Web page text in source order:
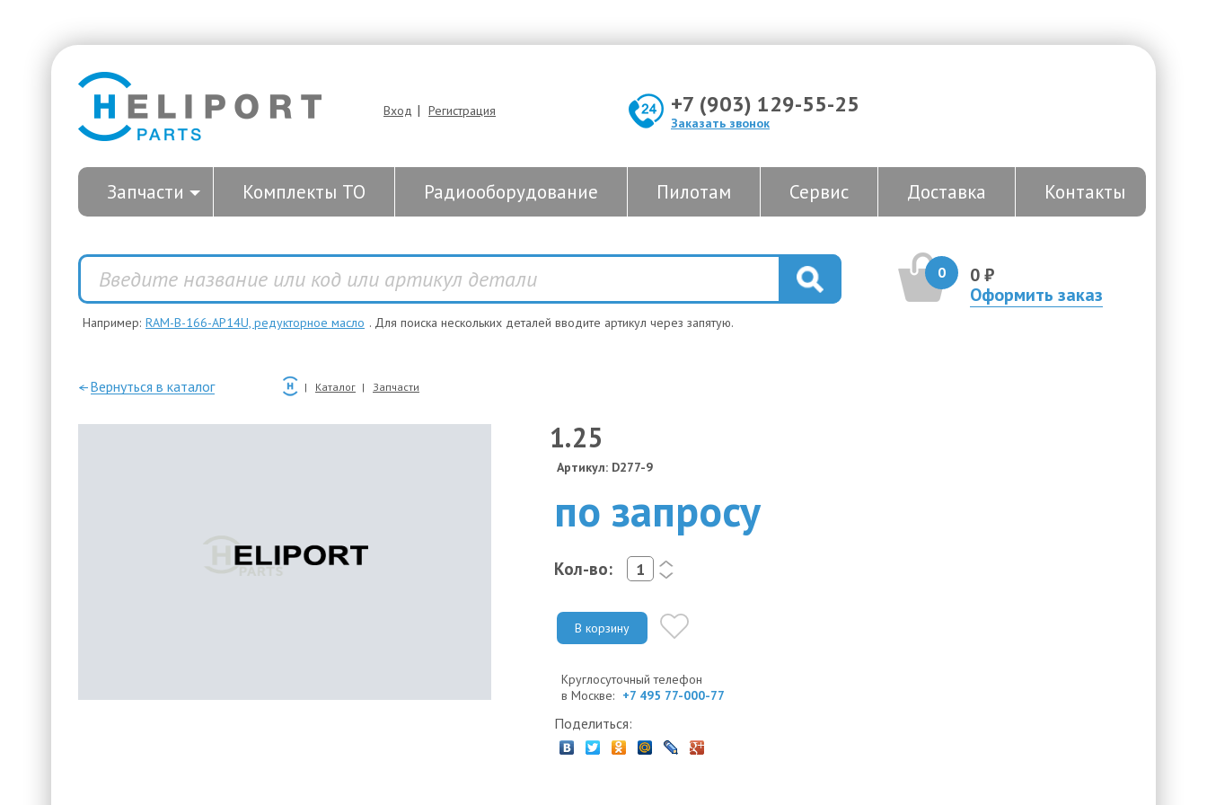
Вход | Регистрация +7 (903) 129-55-25
Заказать звонок
Запчасти Комплекты ТО Радиооборудование Пилотам Сервис Доставка Контакты
0
0 ₽
Оформить заказ
Например: RAM-B-166-AP14U, редукторное масло . Для поиска нескольких деталей вводите артикул через запятую.
—Вернуться в каталог Каталог Запчасти
1.25
Артикул: D277-9
по запросу
Кол-во:
<
>
В корзину
Круглосуточный телефон
в Москве: +7 495 77-000-77
Поделиться: